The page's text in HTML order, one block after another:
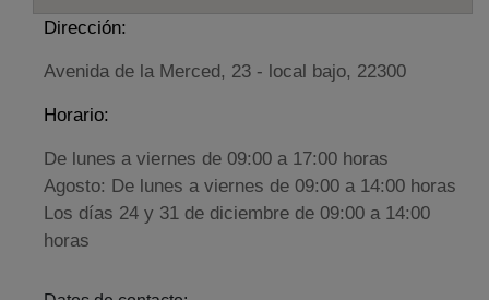
Dirección:
Avenida de la Merced, 23 - local bajo, 22300
Horario:
De lunes a viernes de 09:00 a 17:00 horas
Agosto: De lunes a viernes de 09:00 a 14:00 horas
Los días 24 y 31 de diciembre de 09:00 a 14:00
horas